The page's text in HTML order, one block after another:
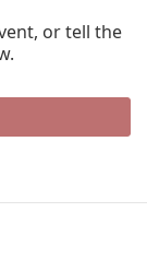
or tell the